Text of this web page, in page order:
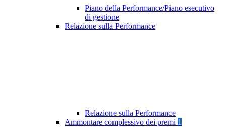
Piano della Performance/Piano esecutivo
di gestione
Relazione sulla Performance
Relazione sulla Performance
Ammontare complessivo dei premi 1